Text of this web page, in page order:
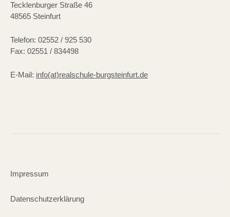
Tecklenburger Straße 46
48565 Steinfurt
Telefon: 02552 / 925 530
Fax: 02551 / 834498
E-Mail: info(at)realschule-burgsteinfurt.de
Impressum
Datenschutzerklärung